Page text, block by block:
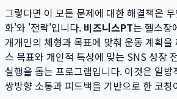
그렇다면 이 모든 문제에 대한 해결책은
화'와 '전략'입니다. 비즈니스PT는 헬스장
개개인의 체형과 목표에 맞춰 운동 계획을
스 목표와 개인적 특성에 맞는 SNS 성장
실행을 돕는 프로그램입니다. 이것은 일
쌍방향 소통과 피드백을 기반으로 한 코